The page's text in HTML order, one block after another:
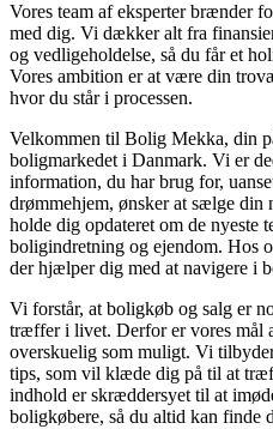
Vores team af eksperter brænder
med dig. Vi dækker alt fra
og vedligeholdelse, så du får et
Vores ambition er at være din
hvor du står i processen.
Velkommen til Bolig Mekka, din
boligmarkedet i Danmark. Vi er
information, du har brug for,
drømmehjem, ønsker at sælge
holde dig opdateret om de nyeste
boligindretning og ejendom. Hos
der hjælper dig med at navigere i
Vi forstår, at boligkøb og salg er
træffer i livet. Derfor er vores mål
overskuelig som muligt. Vi
tips, som vil klæde dig på til at
indhold er skræddersyet til at
boligkøbere, så du altid kan finde